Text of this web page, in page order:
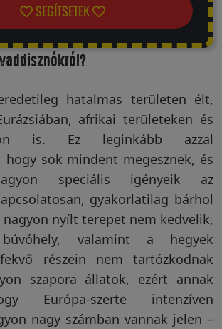
SEGÍTSETEK
hatalmas területen élt,
afrikai területeken és
is. Ez leginkább azzal
hogy sok mindent megesznek, és
speciális igényeik az
gyakorlatilag bárhol
nagyon nyílt terepet nem kedvelik,
valamint a hegyek
részein nem tartózkodnak
szapora állatok, ezért annak
Európa-szerte intenzíven
nagy számban vannak jelen –